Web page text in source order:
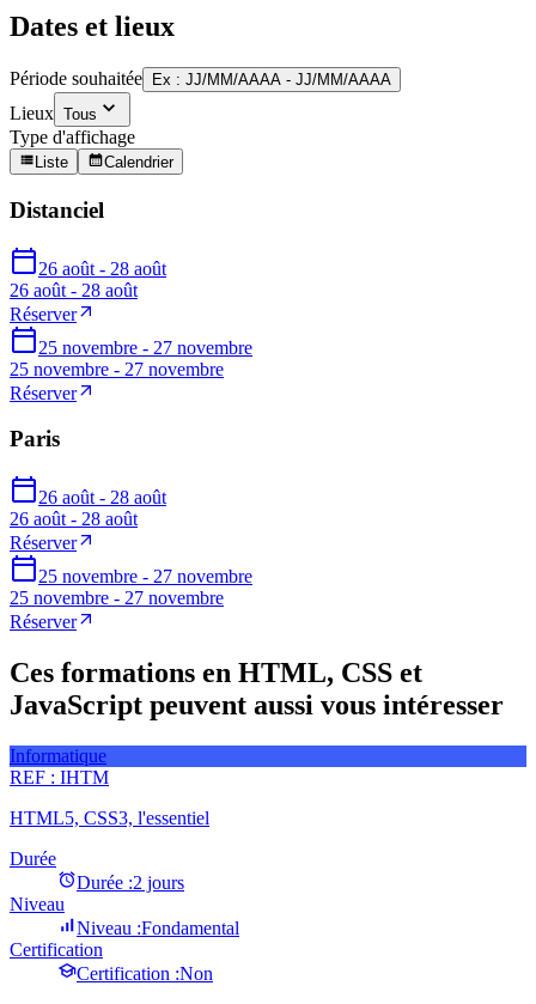
Dates et lieux
Période souhaitée Ex : JJ/MM/AAAA - JJ/MM/AAAA
Lieux Tous
Type d'affichage
Liste Calendrier
Distanciel
26 août - 28 août
26 août - 28 août
Réserver
25 novembre - 27 novembre
25 novembre - 27 novembre
Réserver
Paris
26 août - 28 août
26 août - 28 août
Réserver
25 novembre - 27 novembre
25 novembre - 27 novembre
Réserver
Ces formations en HTML, CSS et
JavaScript peuvent aussi vous intéresser
Informatique
REF : IHTM
HTML5, CSS3, l'essentiel
Durée
Durée :2 jours
Niveau
Niveau :Fondamental
Certification
Certification :Non